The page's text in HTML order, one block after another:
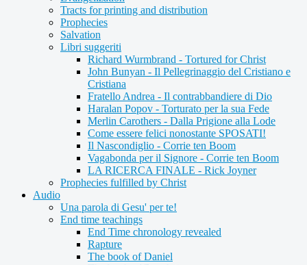
Tracts for printing and distribution
Prophecies
Salvation
Libri suggeriti
Richard Wurmbrand - Tortured for Christ
John Bunyan - Il Pellegrinaggio del Cristiano e
Cristiana
Fratello Andrea - Il contrabbandiere di Dio
Haralan Popov - Torturato per la sua Fede
Merlin Carothers - Dalla Prigione alla Lode
Come essere felici nonostante SPOSATI!
Il Nascondiglio - Corrie ten Boom
Vagabonda per il Signore - Corrie ten Boom
LA RICERCA FINALE - Rick Joyner
Prophecies fulfilled by Christ
Audio
Una parola di Gesu' per te!
End time teachings
End Time chronology revealed
Rapture
The book of Daniel